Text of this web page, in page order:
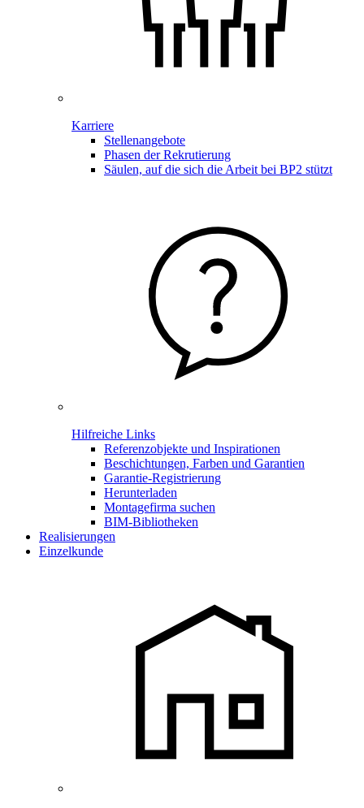
Karriere
Stellenangebote
Phasen der Rekrutierung
Säulen, auf die sich die Arbeit bei BP2 stützt
Hilfreiche Links
Referenzobjekte und Inspirationen
Beschichtungen, Farben und Garantien
Garantie-Registrierung
Herunterladen
Montagefirma suchen
BIM-Bibliotheken
Realisierungen
Einzelkunde